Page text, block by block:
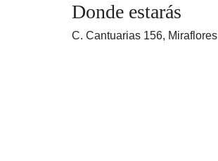
Donde estarás
C. Cantuarias 156, Miraflores